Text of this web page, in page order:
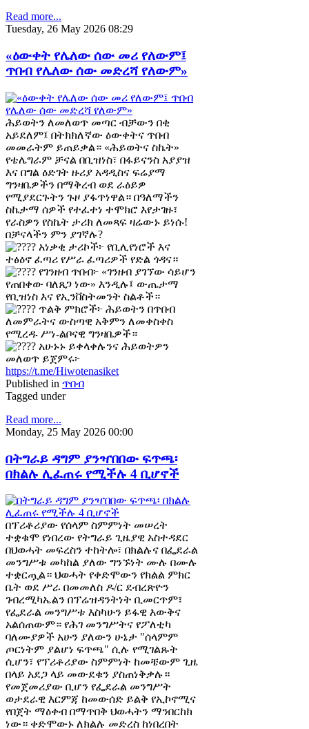
Read more...
Tuesday, 26 May 2026 08:29
«ዕውቀት የሌለው ሰው መሪ የለውም፤
ጥበብ የሌለው ሰው መድረሻ የለውም»
ሕይወትን ለመለወጥ መጣር ብቻውን በቂ
አይደለም፤ በትክክለኛው ዕውቀትና ጥበብ
መመራትም ይጠይቃል። «ሕይወትና ስኬት»
የቴሌግራም ቻናል በቢዝነስ፣ በፋይናንስ አያያዝ
እና በግል ዕድገት ዙሪያ አዳዲስና ፍሬያማ
ግንዛቤዎችን በማቅረብ ወደ ራዕይዎ
የሚያደርጉትን ጉዞ ያፋጥነዋል። በዓለማችን
ስኬታማ ሰዎች የተፈተነ ተሞክሮ እየታገዙ፣
የራስዎን የስኬት ታሪክ ለመጻፍ ዛሬውኑ ይነሱ!
በቻናላችን ምን ያገኛሉ?
አነቃቂ ታሪኮች፦ የቢሊየነሮች እና
ተፅዕኖ ፈጣሪ የሥራ ፈጣሪዎች የድል ጎዳና።
የገንዘብ ጥበብ፦ «ገንዘብ ያገኘው ሳይሆን
የጠበቀው ባለጸጋ ነው» እንዲሉ፤ ውጤታማ
የቢዝነስ እና የኢንቨስትመንት ስልቶች።
ጥልቅ ምክሮች፦ ሕይወትን በጥበብ
ለመምራትና ውስጣዊ አቅምን ለመቀስቀስ
የሚረዱ ሥነ-ልቦናዊ ግንዛቤዎች።
አሁኑኑ ይቀላቀሉንና ሕይወትዎን
መለወጥ ይጀምሩ፦
https://t.me/Hiwotenasiket
Published in ጥበብ
Tagged under
Read more...
Monday, 25 May 2026 00:00
በትግራይ ዳግም ያንዣበበው ፍጥጫ፡
በክልሉ ሊፈጠሩ የሚችሉ 4 ቢሆኖች
በፕሪቶሪያው የሰላም ስምምነት መሠረት
ተቋቁሞ የነበረው የትግራይ ጊዜያዊ አስተዳደር
በህወሓት መፍረስን ተከትሎ፣ በክልሉና በፌደራል
መንግሥቱ መካከል ያለው ግንኙነት ሙሉ በሙሉ
ተቋርጧል። ህወሓት የቀድሞውን የክልል ምክር
ቤት ወደ ሥራ በመመለስ ዶ/ር ደብረጽዮን
ገብረሚካኤልን በፕሬዝዳንትነት ቢመርጥም፣
የፌደራል መንግሥቱ እስካሁን ይፋዊ እውቅና
አልሰጠውም። የሕገ መንግሥትና የፖለቲካ
ባለሙያዎች አሁን ያለውን ሁኔታ "ሰላምም
ጦርነትም ያልሆነ ፍጥጫ" ሲሉ የሚገልጹት
ሲሆን፣ የፕሪቶሪያው ስምምነት ከመቼውም ጊዜ
በላይ አደጋ ላይ መውደቁን ያስጠነቅቃሉ።
የመጀመሪያው ቢሆን የፌደራል መንግሥት
ወታደራዊ እርምጃ ከመውሰድ ይልቅ የኢኮኖሚና
የበጀት ማዕቀብ በማጥበቅ ህወሓትን ማንበርከክ
ነው። ቀድሞውኑ ለክልሉ መድረስ ከነበረበት